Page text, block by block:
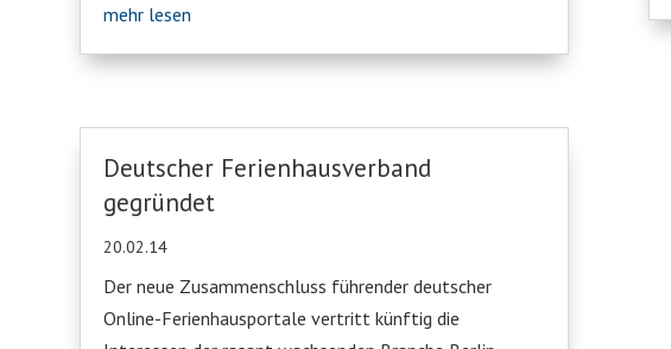
mehr lesen
Deutscher Ferienhausverband
gegründet
20.02.14
Der neue Zusammenschluss führender deutscher
Online-Ferienhausportale vertritt künftig die